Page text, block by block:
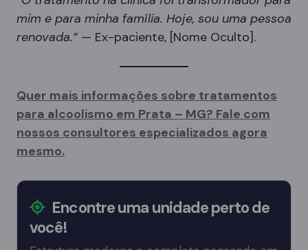
mim e para minha família. Hoje, sou uma pessoa
renovada.” — Ex-paciente, [Nome Oculto].
Quer mais informações sobre tratamentos
para alcoolismo em Prata – MG? Fale com
nossos consultores especializados agora
mesmo.
Encontre uma unidade perto de
você!